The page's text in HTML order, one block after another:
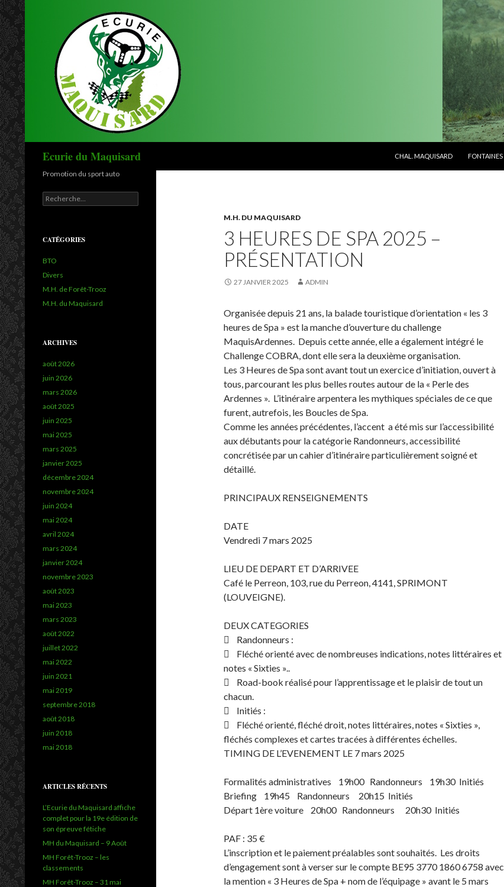
Ecurie du Maquisard
CHAL. MAQUISARD
FONTAINES
M.H. DU MAQUISARD
3 HEURES DE SPA 2025 –
PRÉSENTATION
27 JANVIER 2025 ADMIN
Organisée depuis 21 ans, la balade touristique d’orientation « les 3
heures de Spa » est la manche d’ouverture du challenge
MaquisArdennes. Depuis cette année, elle a également intégré le
Challenge COBRA, dont elle sera la deuxième organisation.
Les 3 Heures de Spa sont avant tout un exercice d’initiation, ouvert à
tous, parcourant les plus belles routes autour de la « Perle des
Ardennes ». L’itinéraire arpentera les mythiques spéciales de ce que
furent, autrefois, les Boucles de Spa.
Comme les années précédentes, l’accent a été mis sur l’accessibilité
aux débutants pour la catégorie Randonneurs, accessibilité
concrétisée par un cahier d’itinéraire particulièrement soigné et
détaillé.
PRINCIPAUX RENSEIGNEMENTS
DATE
Vendredi 7 mars 2025
LIEU DE DEPART ET D’ARRIVEE
Café le Perreon, 103, rue du Perreon, 4141, SPRIMONT
(LOUVEIGNE).
DEUX CATEGORIES
 Randonneurs :
 Fléché orienté avec de nombreuses indications, notes littéraires et
notes « Sixties »..
 Road-book réalisé pour l’apprentissage et le plaisir de tout un
chacun.
 Initiés :
 Fléché orienté, fléché droit, notes littéraires, notes « Sixties »,
fléchés complexes et cartes tracées à différentes échelles.
TIMING DE L’EVENEMENT LE 7 mars 2025
Formalités administratives 19h00 Randonneurs 19h30 Initiés
Briefing 19h45 Randonneurs 20h15 Initiés
Départ 1ère voiture 20h00 Randonneurs 20h30 Initiés
PAF : 35 €
L’inscription et le paiement préalables sont souhaités. Les droits
d’engagement sont à verser sur le compte BE95 3770 1860 6758 avec
la mention « 3 Heures de Spa + nom de l’équipage » avant le 5 mars
Promotion du sport auto
Recherche pour :
CATÉGORIES
BTO
Divers
M.H. de Forêt-Trooz
M.H. du Maquisard
ARCHIVES
août 2026
juin 2026
mars 2026
août 2025
juin 2025
mai 2025
mars 2025
janvier 2025
décembre 2024
novembre 2024
juin 2024
mai 2024
avril 2024
mars 2024
janvier 2024
novembre 2023
août 2023
mai 2023
mars 2023
août 2022
juillet 2022
mai 2022
juin 2021
mai 2019
septembre 2018
août 2018
juin 2018
mai 2018
ARTICLES RÉCENTS
L’Ecurie du Maquisard affiche
complet pour la 19e édition de
son épreuve fétiche
MH du Maquisard – 9 Août
MH Forêt-Trooz – les
classements
MH Forêt-Trooz – 31 mai